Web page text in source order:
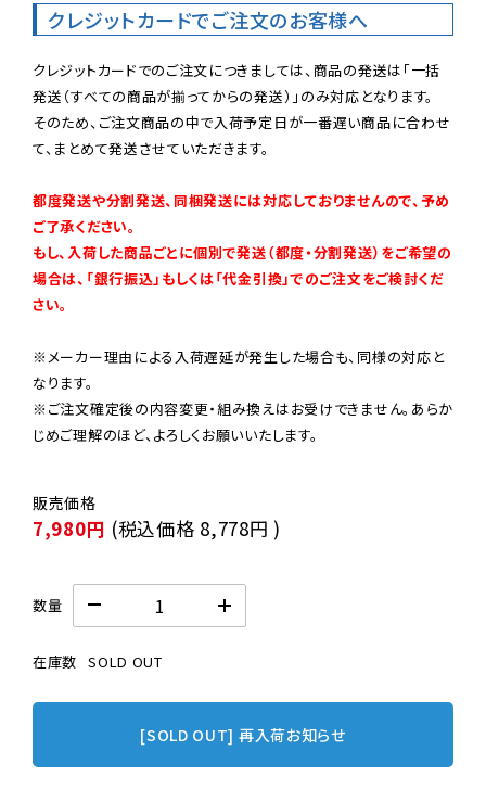
クレジットカードでご注文のお客様へ
クレジットカードでのご注文につきましては、商品の発送は「一括
発送（すべての商品が揃ってからの発送）」のみ対応となります。
そのため、ご注文商品の中で入荷予定日が一番遅い商品に合わせ
て、まとめて発送させていただきます。
都度発送や分割発送、同梱発送には対応しておりませんので、予め
ご了承ください。
もし、入荷した商品ごとに個別で発送（都度・分割発送）をご希望の
場合は、「銀行振込」もしくは「代金引換」でのご注文をご検討くだ
さい。
※メーカー理由による入荷遅延が発生した場合も、同様の対応と
なります。
※ご注文確定後の内容変更・組み換えはお受けできません。あらか
じめご理解のほど、よろしくお願いいたします。
7,980円 (税込価格 8,778円 )
数量
在庫数 SOLD OUT
[SOLD OUT] 再入荷お知らせ